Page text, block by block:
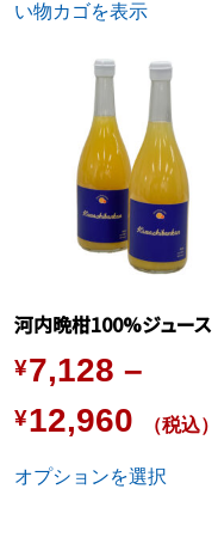
い物カゴを表示
河内晩柑100%ジュース
¥7,128 –
¥12,960Price
range:
（税込）
オプションを選択
バ
エ
シ
ン